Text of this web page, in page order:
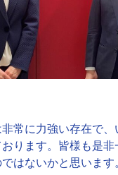
常に力強い存在で
おります。皆様も是
はないかと思います